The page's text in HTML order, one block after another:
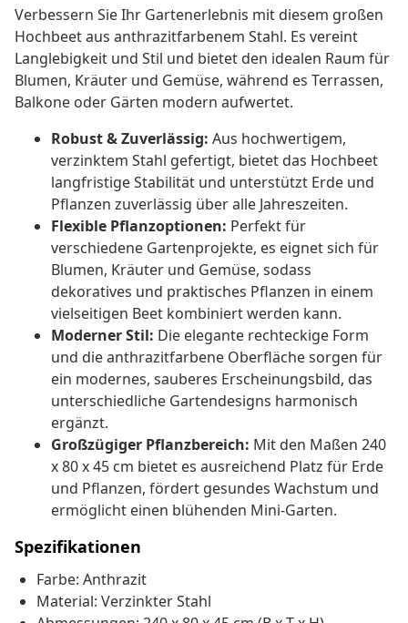
Verbessern Sie Ihr Gartenerlebnis mit diesem großen
Hochbeet aus anthrazitfarbenem Stahl. Es vereint
Langlebigkeit und Stil und bietet den idealen Raum für
Blumen, Kräuter und Gemüse, während es Terrassen,
Balkone oder Gärten modern aufwertet.
Robust & Zuverlässig: Aus hochwertigem,
verzinktem Stahl gefertigt, bietet das Hochbeet
langfristige Stabilität und unterstützt Erde und
Pflanzen zuverlässig über alle Jahreszeiten.
Flexible Pflanzoptionen: Perfekt für
verschiedene Gartenprojekte, es eignet sich für
Blumen, Kräuter und Gemüse, sodass
dekoratives und praktisches Pflanzen in einem
vielseitigen Beet kombiniert werden kann.
Moderner Stil: Die elegante rechteckige Form
und die anthrazitfarbene Oberfläche sorgen für
ein modernes, sauberes Erscheinungsbild, das
unterschiedliche Gartendesigns harmonisch
ergänzt.
Großzügiger Pflanzbereich: Mit den Maßen 240
x 80 x 45 cm bietet es ausreichend Platz für Erde
und Pflanzen, fördert gesundes Wachstum und
ermöglicht einen blühenden Mini-Garten.
Spezifikationen
Farbe: Anthrazit
Material: Verzinkter Stahl